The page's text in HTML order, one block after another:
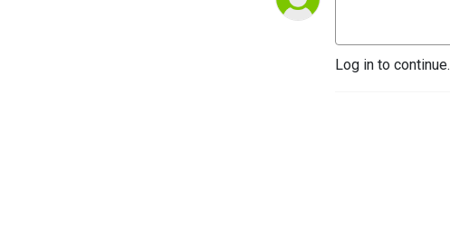
Log in to continue.